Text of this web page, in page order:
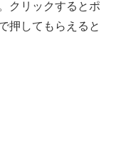
クリックするとポ
押してもらえると